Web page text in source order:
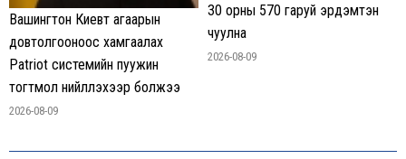
Вашингтон Киевт агаарын
довтолгооноос хамгаалах
Patriot системийн пуужин
тогтмол нийлүүлэхээр болжээ
2026-08-09
30 орны 570 гаруй эрдэмтэн
чуулна
2026-08-09